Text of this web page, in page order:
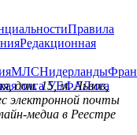
Правила
Редакционная
МЛСНидерланды
лига УЕФАЛига
дом. 15, м. Львов,
электронной почты
медиа в Реестре